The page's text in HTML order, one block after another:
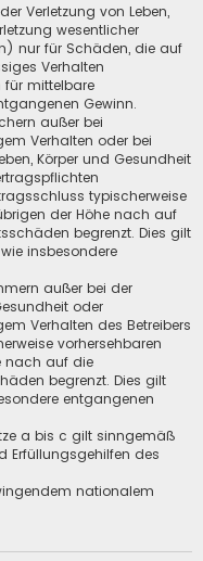
Verletzung von Leben,
wesentlicher
nur für Schäden, die auf
Verhalten
für mittelbare
Gewinn.
außer bei
Verhalten oder bei
Körper und Gesundheit
typischerweise
der Höhe nach auf
begrenzt. Dies gilt
insbesondere
außer bei der
oder
Verhalten des Betreibers
vorhersehbaren
nach auf die
begrenzt. Dies gilt
entgangenen
a bis c gilt sinngemäß
Erfüllungsgehilfen des
nationalem